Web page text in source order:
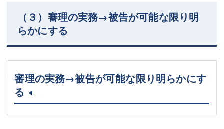
（３）審理の実務→被告が可能な限り明
らかにする
審理の実務→被告が可能な限り明らかにす
る